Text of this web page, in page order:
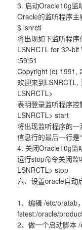
3. 启动Oracle10g监
Oracle的监听程序
$ lsnrctl
将出现如下监听程序
LSNRCTL for 32-
:59:51
Copyright (c) 1991,
欢迎来到LSNRCTL,
LSNRCTL>
表明登录监听程序控
LSNRCTL> start
将出现监听程序的一
信息行的最后一行
4. 关闭Oracle10g监
运行stop命令关闭监
LSNRCTL> stop
六、设置oracle自动
1、编辑 /etc/oratab
fstest:/oracle/
2、做一个启动脚本